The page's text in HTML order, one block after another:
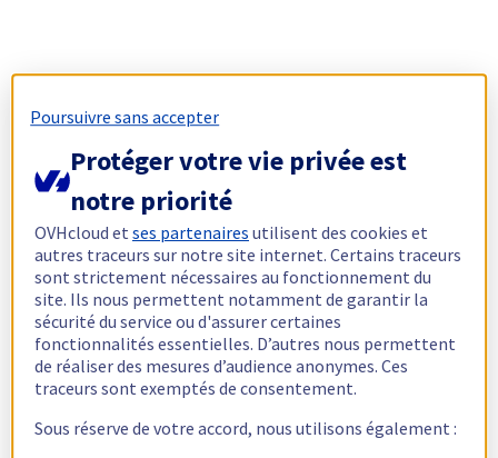
Poursuivre sans accepter
Protéger votre vie privée est
notre priorité
OVHcloud etses partenaires utilisent des cookies et
autres traceurs sur notre site internet. Certains traceurs
sont strictement nécessaires au fonctionnement du
site. Ils nous permettent notamment de garantir la
sécurité du service ou d'assurer certaines
fonctionnalités essentielles. D’autres nous permettent
de réaliser des mesures d’audience anonymes. Ces
traceurs sont exemptés de consentement.
Sous réserve de votre accord, nous utilisons également :